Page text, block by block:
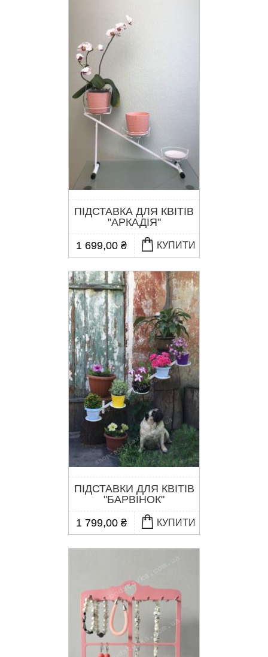
ПІДСТАВКА ДЛЯ КВІТІВ
"АРКАДІЯ"
1 699,00 ₴
КУПИТИ
ПІДСТАВКИ ДЛЯ КВІТІВ
"БАРВІНОК"
1 799,00 ₴
КУПИТИ